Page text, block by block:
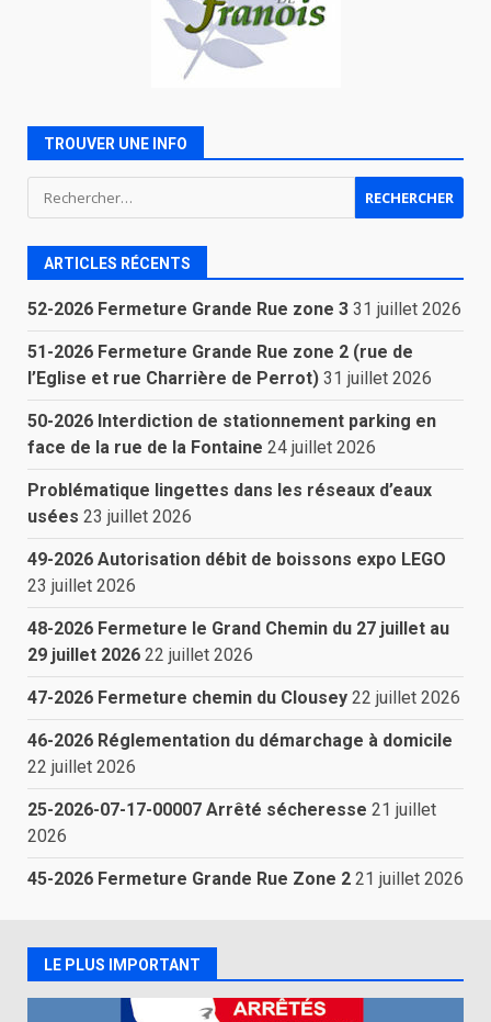
TROUVER UNE INFO
Rechercher :
ARTICLES RÉCENTS
52-2026 Fermeture Grande Rue zone 3 31 juillet 2026
51-2026 Fermeture Grande Rue zone 2 (rue de
l’Eglise et rue Charrière de Perrot) 31 juillet 2026
50-2026 Interdiction de stationnement parking en
face de la rue de la Fontaine 24 juillet 2026
Problématique lingettes dans les réseaux d’eaux
usées 23 juillet 2026
49-2026 Autorisation débit de boissons expo LEGO
23 juillet 2026
48-2026 Fermeture le Grand Chemin du 27 juillet au
29 juillet 2026 22 juillet 2026
47-2026 Fermeture chemin du Clousey 22 juillet 2026
46-2026 Réglementation du démarchage à domicile
22 juillet 2026
25-2026-07-17-00007 Arrêté sécheresse 21 juillet
2026
45-2026 Fermeture Grande Rue Zone 2 21 juillet 2026
LE PLUS IMPORTANT